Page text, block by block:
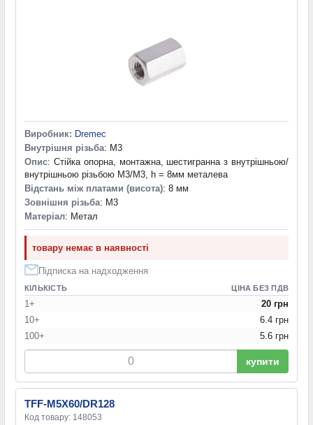
17 мм
18 мм (12)
19 мм(1)
20 мм(19)
22 мм(7)
24,4 мм (1)
27 мм(2)
28 мм
35 мм(6)
50 мм
65 мм(1)
70 мм(1)
Виробник: Dremec
Внутрішня різьба: M3
Опис: Стійка опорна, монтажна, шестигранна з внутрішньою/
внутрішньою різьбою M3/M3, h = 8мм металева
Відстань між платами (висота): 8 мм
Зовнішня різьба: M3
Матеріал: Метал
товару немає в наявності
Підписка на надходження
КІЛЬКІСТЬ ЦІНА БЕЗ ПДВ
1+
20 грн
10+
6.4 грн
100+
5.6 грн
купити
TFF-M5X60/DR128
Код товару: 148053